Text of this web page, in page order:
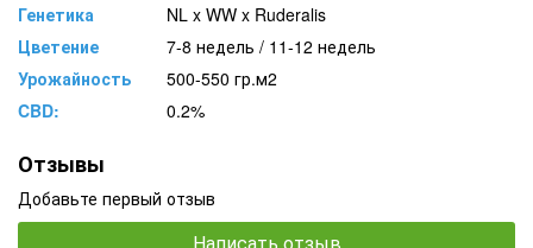
Генетика
NL x WW x Ruderalis
Цветение
7-8 недель / 11-12 недель
Урожайность
500-550 гр.м2
CBD:
0.2%
Отзывы
Добавьте первый отзыв
Написать отзыв